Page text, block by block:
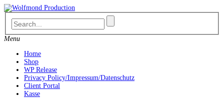
Skip
to
content
Menu
Home
Shop
WP Release
Privacy Policy/Impressum/Datenschutz
Client Portal
Kasse